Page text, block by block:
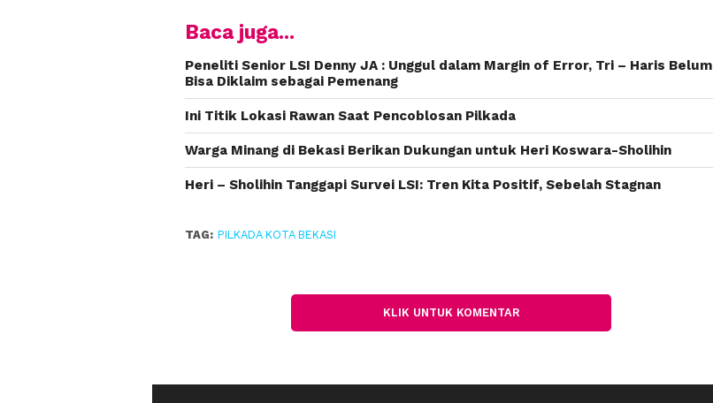
Baca juga...
Peneliti Senior LSI Denny JA : Unggul dalam Margin of Error, Tri – Haris Belum
Bisa Diklaim sebagai Pemenang
Ini Titik Lokasi Rawan Saat Pencoblosan Pilkada
Warga Minang di Bekasi Berikan Dukungan untuk Heri Koswara-Sholihin
Heri – Sholihin Tanggapi Survei LSI: Tren Kita Positif, Sebelah Stagnan
TAG: PILKADA KOTA BEKASI
KLIK UNTUK KOMENTAR